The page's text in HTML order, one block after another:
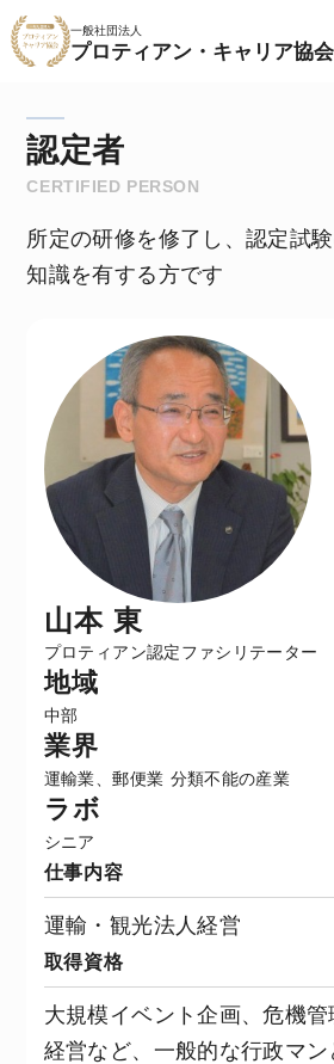
一般社団法人
プロティアン・キャリア協会
認定者
CERTIFIED PERSON
所定の研修を修了し、認定試
知識を有する方です
山本 東
プロティアン認定ファシリテーター
地域
中部
業界
運輸業、郵便業 分類不能の産業
ラボ
シニア
仕事内容
運輸・観光法人経営
取得資格
大規模イベント企画、危機
経営など、一般的な行政マ